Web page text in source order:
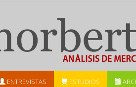
ENTREVISTAS ESTUDIOS